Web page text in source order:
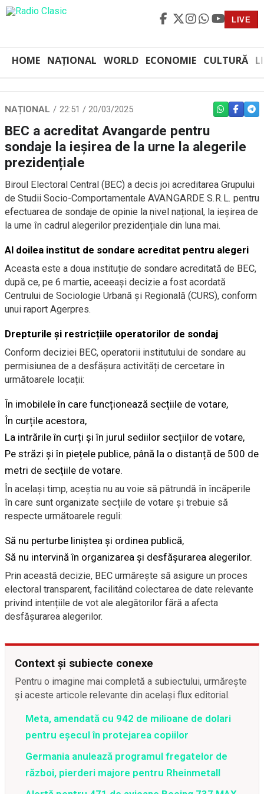
LIVE
HOME NAȚIONAL WORLD ECONOMIE CULTURĂ
NAȚIONAL 22:51 / 20/03/2025 WHATSAPP
BEC a acreditat Avangarde pentru
sondaje la ieșirea de la urne la alegerile
prezidențiale
Biroul Electoral Central (BEC) a decis joi acreditarea Grupului
de Studii Socio-Comportamentale AVANGARDE S.R.L. pentru
efectuarea de sondaje de opinie la nivel național, la ieșirea de
la urne în cadrul alegerilor prezidențiale din luna mai.
Al doilea institut de sondare acreditat pentru alegeri
Aceasta este a doua instituție de sondare acreditată de BEC,
după ce, pe 6 martie, aceeași decizie a fost acordată
Centrului de Sociologie Urbană și Regională (CURS), conform
unui raport Agerpres.
Drepturile și restricțiile operatorilor de sondaj
Conform deciziei BEC, operatorii institutului de sondare au
permisiunea de a desfășura activități de cercetare în
următoarele locații:
În imobilele în care funcționează secțiile de votare,
În curțile acestora,
La intrările în curți și în jurul sediilor secțiilor de votare,
Pe străzi și în piețele publice, până la o distanță de 500 de
metri de secțiile de votare.
În același timp, aceștia nu au voie să pătrundă în încăperile
în care sunt organizate secțiile de votare și trebuie să
respecte următoarele reguli:
Să nu perturbe liniștea și ordinea publică,
Să nu intervină în organizarea și desfășurarea alegerilor.
Prin această decizie, BEC urmărește să asigure un proces
electoral transparent, facilitând colectarea de date relevante
privind intențiile de vot ale alegătorilor fără a afecta
desfășurarea alegerilor.
Context și subiecte conexe
Pentru o imagine mai completă a subiectului, urmărește
și aceste articole relevante din același flux editorial.
Meta, amendată cu 942 de milioane de dolari
pentru eșecul în protejarea copiilor
Germania anulează programul fregatelor de
război, pierderi majore pentru Rheinmetall